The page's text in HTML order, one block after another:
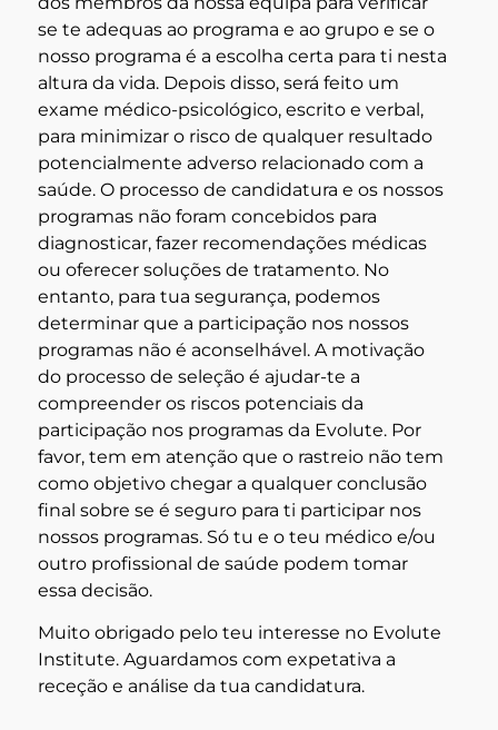
se te adequas ao programa e ao grupo e se o
nosso programa é a escolha certa para ti nesta
altura da vida. Depois disso, será feito um
exame médico-psicológico, escrito e verbal,
para minimizar o risco de qualquer resultado
potencialmente adverso relacionado com a
saúde. O processo de candidatura e os nossos
programas não foram concebidos para
diagnosticar, fazer recomendações médicas
ou oferecer soluções de tratamento. No
entanto, para tua segurança, podemos
determinar que a participação nos nossos
programas não é aconselhável. A motivação
do processo de seleção é ajudar-te a
compreender os riscos potenciais da
participação nos programas da Evolute. Por
favor, tem em atenção que o rastreio não tem
como objetivo chegar a qualquer conclusão
final sobre se é seguro para ti participar nos
nossos programas. Só tu e o teu médico e/ou
outro profissional de saúde podem tomar
essa decisão.
Muito obrigado pelo teu interesse no Evolute
Institute. Aguardamos com expetativa a
receção e análise da tua candidatura.